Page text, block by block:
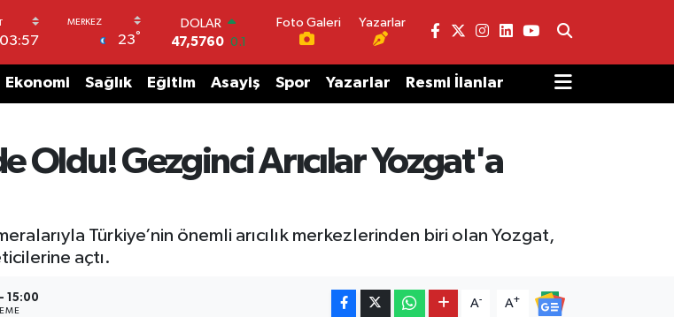
23°
DOLAR
47,5760 0.1
55,0126 0.29
6422.94 3.06
BİST100
64.084,87
Foto Galeri Yazarlar
Ekonomi Sağlık Eğitim Asayiş Spor Yazarlar Resmi İlanlar
Oldu! Gezginci Arıcılar Yozgat'a
Türkiye’nin önemli arıcılık merkezlerinden biri olan Yozgat,
açtı.
15:00 A- A+